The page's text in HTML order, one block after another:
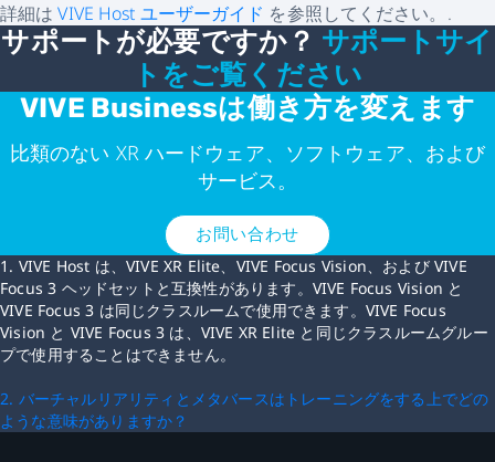
詳細はVIVE Host ユーザーガイド を参照してください。.
サポートが必要ですか？ サポートサイ
トをご覧ください
VIVE Businessは働き方を変えます
比類のない XR ハードウェア、ソフトウェア、および
サービス。
お問い合わせ
1. VIVE Host は、VIVE XR Elite、VIVE Focus Vision、および VIVE
Focus 3 ヘッドセットと互換性があります。VIVE Focus Vision と
VIVE Focus 3 は同じクラスルームで使用できます。VIVE Focus
Vision と VIVE Focus 3 は、VIVE XR Elite と同じクラスルームグルー
プで使用することはできません。
2. バーチャルリアリティとメタバースはトレーニングをする上でどの
ような意味がありますか？